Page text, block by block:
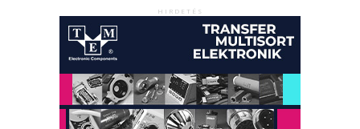
HIRDETÉS